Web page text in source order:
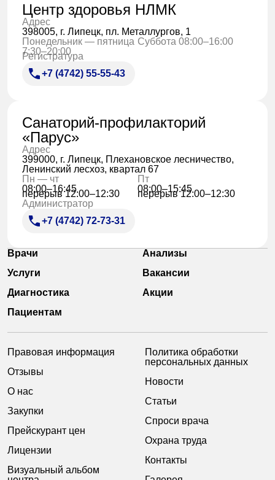
Центр здоровья НЛМК
Адрес
398005, г. Липецк, пл. Металлургов, 1
Понедельник — пятница
7:30–20:00
Суббота 08:00–16:00
Регистратура
+7 (4742) 55-55-43
Санаторий-профилакторий
«Парус»
Адрес
399000, г. Липецк, Плехановское лесничество,
Ленинский лесхоз, квартал 67
Пн — чт
08:00–16:45
перерыв 12:00–12:30
Пт
08:00–15:45
перерыв 12:00–12:30
Администратор
+7 (4742) 72-73-31
Врачи
Анализы
Услуги
Вакансии
Диагностика
Акции
Пациентам
Правовая информация
Отзывы
О нас
Закупки
Прейскурант цен
Лицензии
Визуальный альбом
Политика обработки
персональных данных
Новости
Статьи
Спроси врача
Охрана труда
Контакты